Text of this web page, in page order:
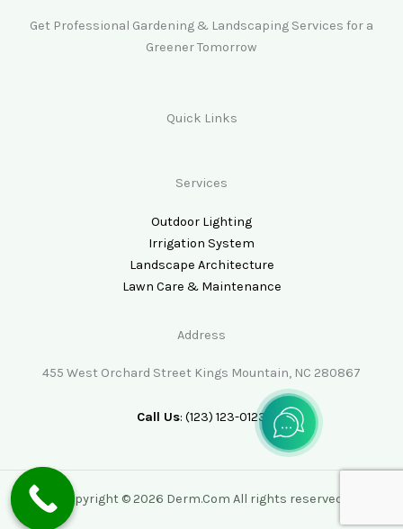
Get Professional Gardening & Landscaping Services for a
Greener Tomorrow
Quick Links
Services
Outdoor Lighting
Irrigation System
Landscape Architecture
Lawn Care & Maintenance
Address
455 West Orchard Street Kings Mountain, NC 280867
Call Us: (123) 123-0123
Copyright © 2026 Derm.Com All rights reserved.